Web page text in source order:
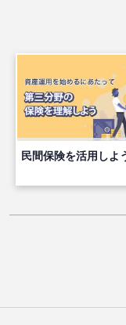
民間保険を活用し